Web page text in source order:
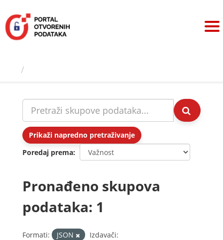
sadržaj
Prikaži napredno pretraživanje
Poredaj prema
Pronađeno skupova
podataka: 1
Formati: JSON
Izdavači: